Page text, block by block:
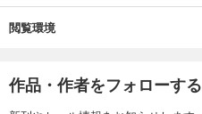
閲覧環境
作品・作者をフォローする